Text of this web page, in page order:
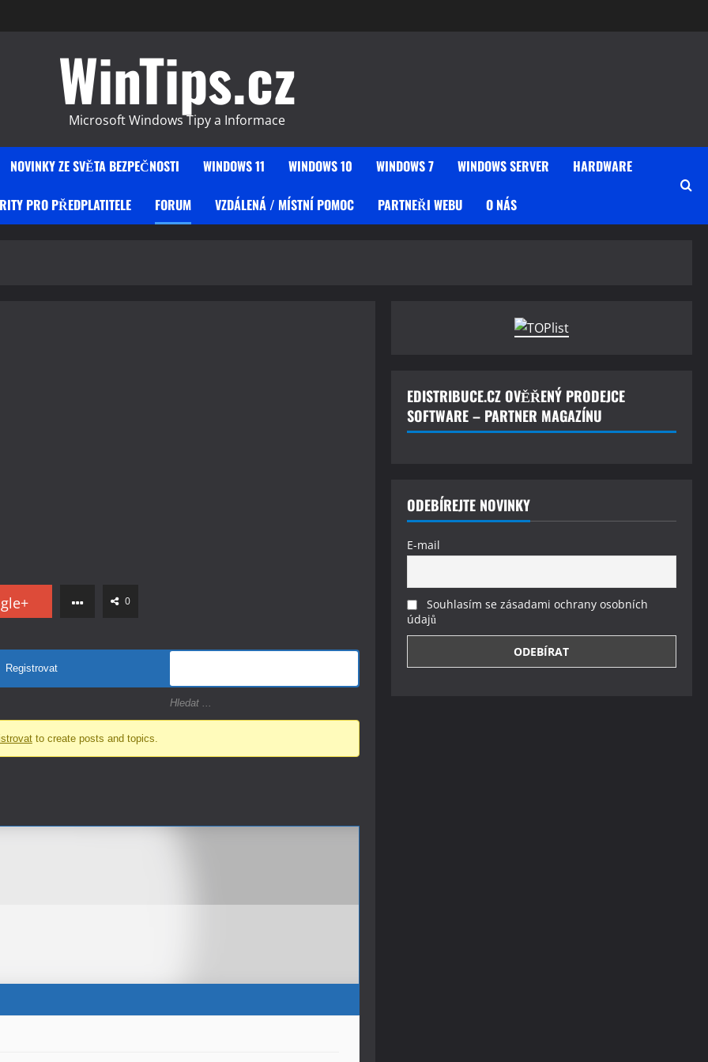
WinTips.cz
Microsoft Windows Tipy a Informace
NOVINKY ZE SVĚTA BEZPEČNOSTI WINDOWS 11 WINDOWS 10 WINDOWS 7 WINDOWS SERVER HARDWARE
PRO PŘEDPLATITELE FORUM VZDÁLENÁ / MÍSTNÍ POMOC PARTNEŘI WEBU O NÁS
0
Registrovat
to create posts and topics.
EDISTRIBUCE.CZ OVĚŘENÝ PRODEJCE
SOFTWARE – PARTNER MAGAZÍNU
ODEBÍREJTE NOVINKY
E-mail
Souhlasím se zásadami ochrany osobních
údajů